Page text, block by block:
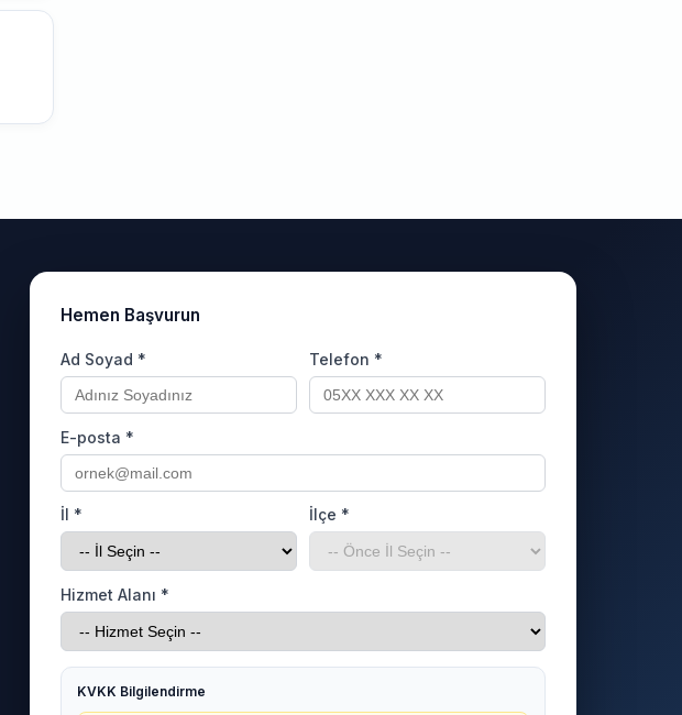
Hemen Başvurun
Ad Soyad * Telefon *
E-posta *
İl * İlçe *
Hizmet Alanı *
KVKK Bilgilendirme